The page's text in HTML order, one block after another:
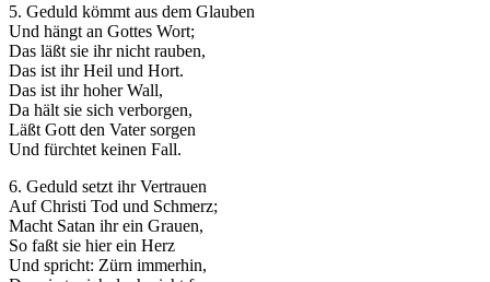
5. Geduld kömmt aus dem Glauben
Und hängt an Gottes Wort;
Das läßt sie ihr nicht rauben,
Das ist ihr Heil und Hort.
Das ist ihr hoher Wall,
Da hält sie sich verborgen,
Läßt Gott den Vater sorgen
Und fürchtet keinen Fall.
6. Geduld setzt ihr Vertrauen
Auf Christi Tod und Schmerz;
Macht Satan ihr ein Grauen,
So faßt sie hier ein Herz
Und spricht: Zürn immerhin,